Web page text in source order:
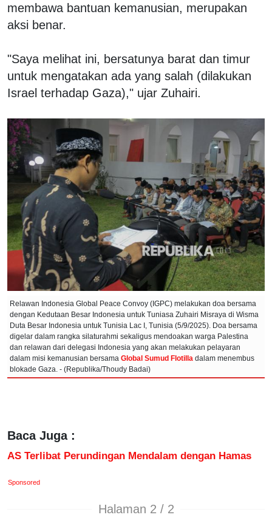
membawa bantuan kemanusian, merupakan
aksi benar.
"Saya melihat ini, bersatunya barat dan timur
untuk mengatakan ada yang salah (dilakukan
Israel terhadap Gaza)," ujar Zuhairi.
Relawan Indonesia Global Peace Convoy (IGPC) melakukan doa bersama
dengan Kedutaan Besar Indonesia untuk Tuniasa Zuhairi Misraya di Wisma
Duta Besar Indonesia untuk Tunisia Lac I, Tunisia (5/9/2025). Doa bersama
digelar dalam rangka silaturahmi sekaligus mendoakan warga Palestina
dan relawan dari delegasi Indonesia yang akan melakukan pelayaran
dalam misi kemanusian bersama Global Sumud Flotilla dalam menembus
blokade Gaza. - (Republika/Thoudy Badai)
Baca Juga :
AS Terlibat Perundingan Mendalam dengan Hamas
Sponsored
Halaman 2 / 2